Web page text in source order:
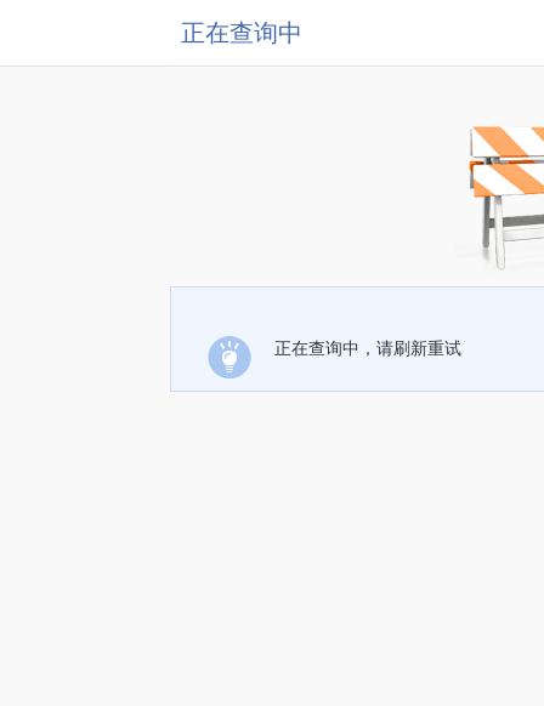
正在查询中
正在查询中，请刷新重试